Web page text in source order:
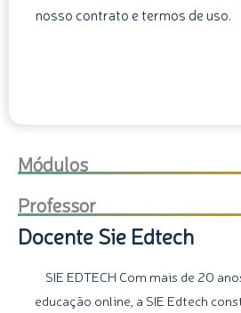
nosso contrato e termos de uso.
Módulos
Professor
Docente Sie Edtech
SIE EDTECH Com mais de 20
educação online, a SIE Edtech